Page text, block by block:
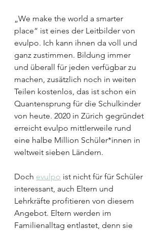
„We make the world a smarter
place“ ist eines der Leitbilder von
evulpo. Ich kann ihnen da voll und
ganz zustimmen. Bildung immer
und überall für jeden verfügbar zu
machen, zusätzlich noch in weiten
Teilen kostenlos, das ist schon ein
Quantensprung für die Schulkinder
von heute. 2020 in Zürich gegründet
erreicht evulpo mittlerweile rund
eine halbe Million Schüler*innen in
weltweit sieben Ländern.
Doch evulpo ist nicht für für Schüler
interessant, auch Eltern und
Lehrkräfte profitieren von diesem
Angebot. Eltern werden im
Familienalltag entlastet, denn sie